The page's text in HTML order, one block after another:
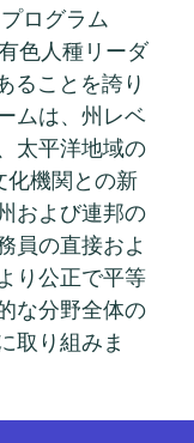
ログラム
色人種リーダ
ることを誇り
ムは、州レベ
太平洋地域の
化機関との新
および連邦の
員の直接およ
り公正で平等
な分野全体の
取り組みま